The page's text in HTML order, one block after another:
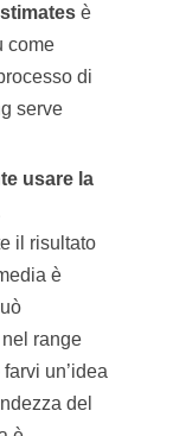
è
come
di
serve
usare la
il risultato
è
range
un’idea
del